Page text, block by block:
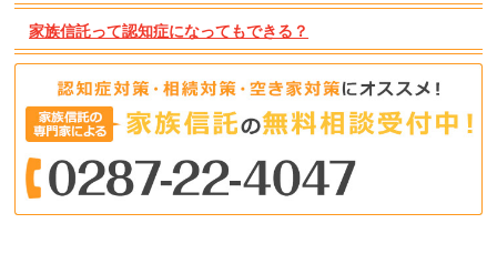
家族信託って認知症になってもできる？